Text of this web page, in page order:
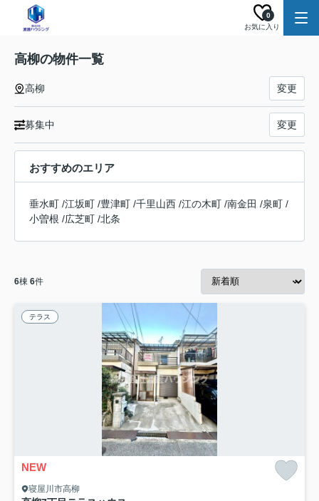
お気に入り
0
高柳の物件一覧
高柳 変更
募集中 変更
おすすめのエリア
垂水町 /江坂町 /豊津町 /千里山西 /江の木町 /南金田 /泉町 /
小曽根 /広芝町 /北条
6棟 6件
テラス
NEW
寝屋川市高柳